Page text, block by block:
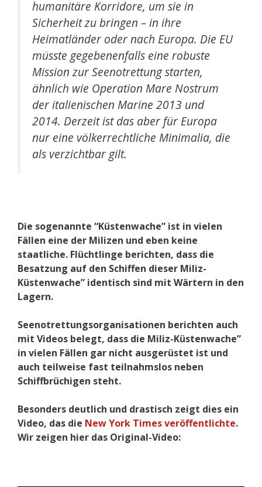
humanitäre Korridore, um sie in
Sicherheit zu bringen – in ihre
Heimatländer oder nach Europa. Die EU
müsste gegebenenfalls eine robuste
Mission zur Seenotrettung starten,
ähnlich wie Operation Mare Nostrum
der italienischen Marine 2013 und
2014. Derzeit ist das aber für Europa
nur eine völkerrechtliche Minimalia, die
als verzichtbar gilt.
Die sogenannte “Küstenwache” ist in vielen
Fällen eine der Milizen und eben keine
staatliche. Flüchtlinge berichten, dass die
Besatzung auf den Schiffen dieser Miliz-
Küstenwache” identisch sind mit Wärtern in den
Lagern.
Seenotrettungsorganisationen berichten auch
mit Videos belegt, dass die Miliz-Küstenwache”
in vielen Fällen gar nicht ausgerüstet ist und
auch teilweise fast teilnahmslos neben
Schiffbrüchigen steht.
Besonders deutlich und drastisch zeigt dies ein
Video, das die New York Times veröffentlichte.
Wir zeigen hier das Original-Video: